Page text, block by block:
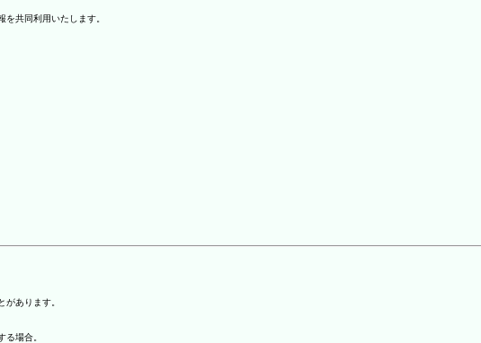
共同利用いたします。
あります。
場合。